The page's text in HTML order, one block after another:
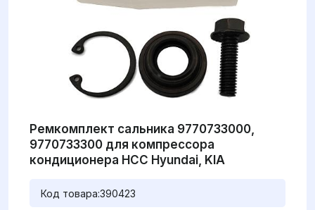
Ремкомплект сальника 9770733000,
9770733300 для компрессора
кондиционера HCC Hyundai, KIA
Код товара:390423